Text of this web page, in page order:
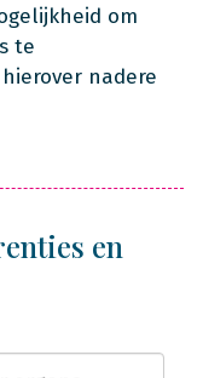
om
te
nadere
en